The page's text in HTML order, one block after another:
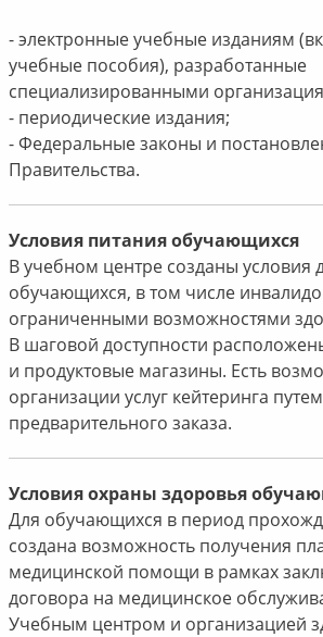
- электронные учебные изданиям
учебные пособия), разработанные
специализированными
- периодические издания;
- Федеральные законы и
Правительства.
Условия питания обучающихся
В учебном центре созданы условия
обучающихся, в том числе
ограниченными возможностями
В шаговой доступности
и продуктовые магазины. Есть
организации услуг кейтеринга путем
предварительного заказа.
Условия охраны здоровья
Для обучающихся в период
создана возможность получения
медицинской помощи в рамках
договора на медицинское
Учебным центром и организацией